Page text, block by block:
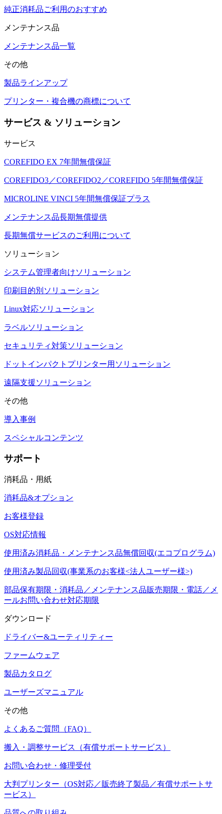
純正消耗品ご利用のおすすめ
メンテナンス品
メンテナンス品一覧
その他
製品ラインアップ
プリンター・複合機の商標について
サービス & ソリューション
サービス
COREFIDO EX 7年間無償保証
COREFIDO3／COREFIDO2／COREFIDO 5年間無償保証
MICROLINE VINCI 5年間無償保証プラス
メンテナンス品長期無償提供
長期無償サービスのご利用について
ソリューション
システム管理者向けソリューション
印刷目的別ソリューション
Linux対応ソリューション
ラベルソリューション
セキュリティ対策ソリューション
ドットインパクトプリンター用ソリューション
遠隔支援ソリューション
その他
導入事例
スペシャルコンテンツ
サポート
消耗品・用紙
消耗品&オプション
お客様登録
OS対応情報
使用済み消耗品・メンテナンス品無償回収(エコプログラム)
使用済み製品回収(事業系のお客様<法人ユーザー様>)
部品保有期限・消耗品／メンテナンス品販売期限・電話／メ
ールお問い合わせ対応期限
ダウンロード
ドライバー&ユーティリティー
ファームウェア
製品カタログ
ユーザーズマニュアル
その他
よくあるご質問（FAQ）
搬入・調整サービス（有償サポートサービス）
お問い合わせ・修理受付
大判プリンター（OS対応／販売終了製品／有償サポートサ
ービス）